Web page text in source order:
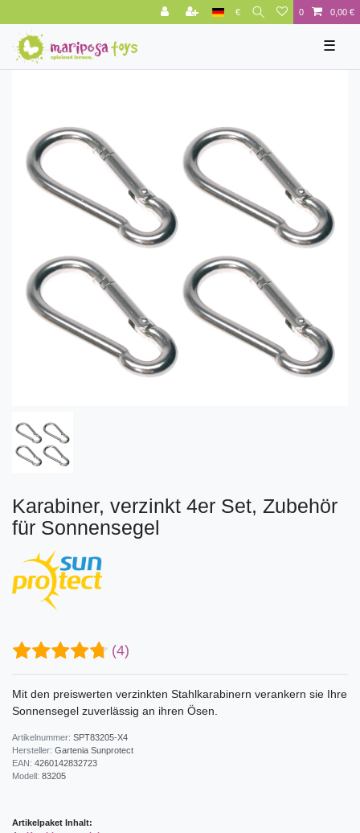
€ 0 0,00 €
☰
Karabiner, verzinkt 4er Set, Zubehör
für Sonnensegel
(4)
Mit den preiswerten verzinkten Stahlkarabinern verankern sie Ihre
Sonnensegel zuverlässig an ihren Ösen.
Artikelnummer: SPT83205-X4
Hersteller: Gartenia Sunprotect
EAN: 4260142832723
Modell: 83205
Artikelpaket Inhalt: